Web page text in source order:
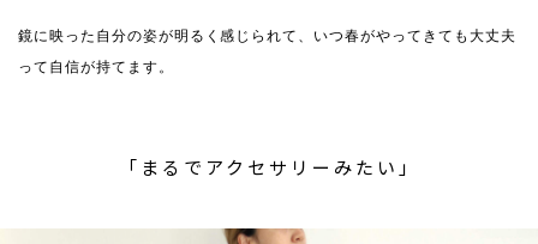
鏡に映った自分の姿が明るく感じられて、いつ春がやってきても大丈夫
って自信が持てます。
「まるでアクセサリーみたい」